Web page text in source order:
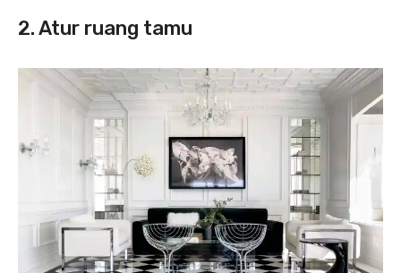
2. Atur ruang tamu